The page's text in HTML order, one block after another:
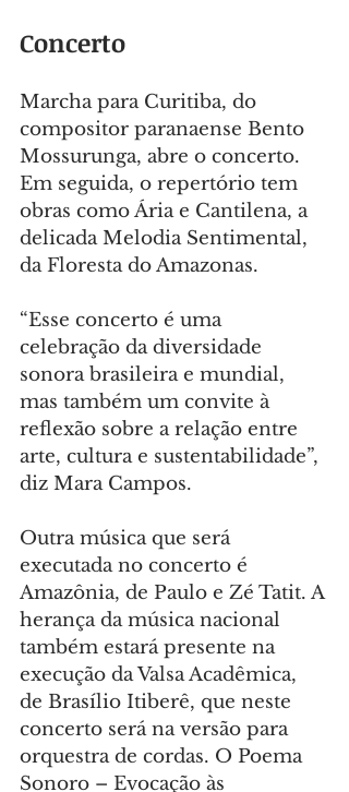
Concerto
Marcha para Curitiba, do
compositor paranaense Bento
Mossurunga, abre o concerto.
Em seguida, o repertório tem
obras como Ária e Cantilena, a
delicada Melodia Sentimental,
da Floresta do Amazonas.
“Esse concerto é uma
celebração da diversidade
sonora brasileira e mundial,
mas também um convite à
reflexão sobre a relação entre
arte, cultura e sustentabilidade”,
diz Mara Campos.
Outra música que será
executada no concerto é
Amazônia, de Paulo e Zé Tatit. A
herança da música nacional
também estará presente na
execução da Valsa Acadêmica,
de Brasílio Itiberê, que neste
concerto será na versão para
orquestra de cordas. O Poema
Sonoro – Evocação às